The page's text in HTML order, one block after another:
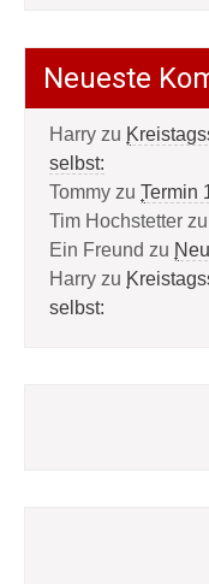
Neueste
Harry zu
selbst:
Tommy zu Termin
Tim Hochstetter zu
Ein Freund zu
Harry zu
selbst: